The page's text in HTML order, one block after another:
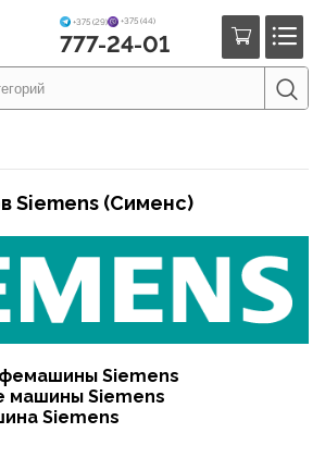
+375 (29) +375 (44)
777-24-01
Siemens (Сименс)
Siemens
машины Siemens
Siemens